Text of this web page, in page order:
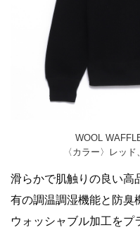
WOOL
〈カラー〉レッ
滑らかで肌触りの良い高
有の調温調湿機能と防臭
ウォッシャブル加工をプ